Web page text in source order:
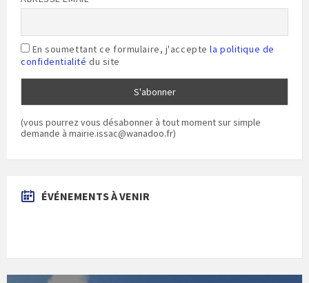
En soumettant ce formulaire, j'acceptela politique de
confidentialité du site
(vous pourrez vous désabonner à tout moment sur simple
demande à mairie.issac@wanadoo.fr)
ÉVÉNEMENTS À VENIR